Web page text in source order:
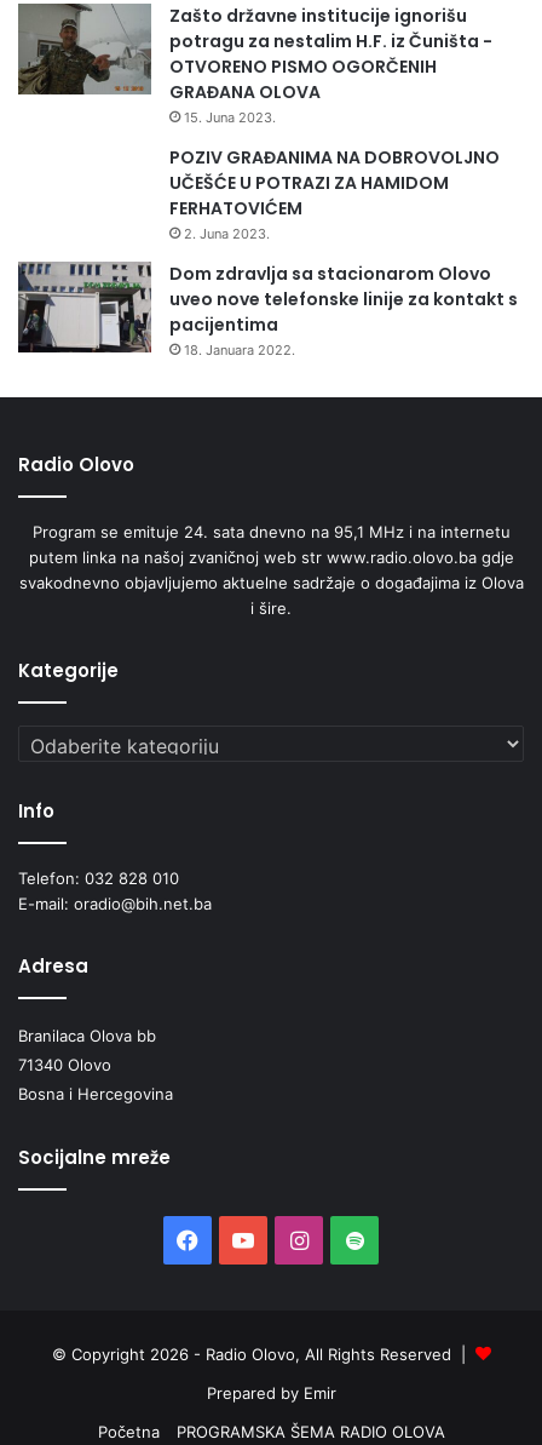
Zašto državne institucije ignorišu
potragu za nestalim H.F. iz Čuništa -
OTVORENO PISMO OGORČENIH
GRAĐANA OLOVA
15. Juna 2023.
POZIV GRAĐANIMA NA DOBROVOLJNO
UČEŠĆE U POTRAZI ZA HAMIDOM
FERHATOVIĆEM
2. Juna 2023.
Dom zdravlja sa stacionarom Olovo
uveo nove telefonske linije za kontakt s
pacijentima
18. Januara 2022.
Radio Olovo
Program se emituje 24. sata dnevno na 95,1 MHz i na internetu
putem linka na našoj zvaničnoj web str www.radio.olovo.ba gdje
svakodnevno objavljujemo aktuelne sadržaje o događajima iz Olova
i šire.
Kategorije
Kategorije
Info
Telefon: 032 828 010
E-mail: oradio@bih.net.ba
Adresa
Branilaca Olova bb
71340 Olovo
Bosna i Hercegovina
Socijalne mreže
Facebook
YouTubeInstagram
Spotify
© Copyright 2026 - Radio Olovo, All Rights Reserved |
Prepared by Emir
Početna
PROGRAMSKA ŠEMA RADIO OLOVA